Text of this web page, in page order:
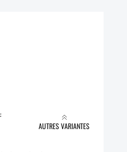
AUTRES VARIANTES